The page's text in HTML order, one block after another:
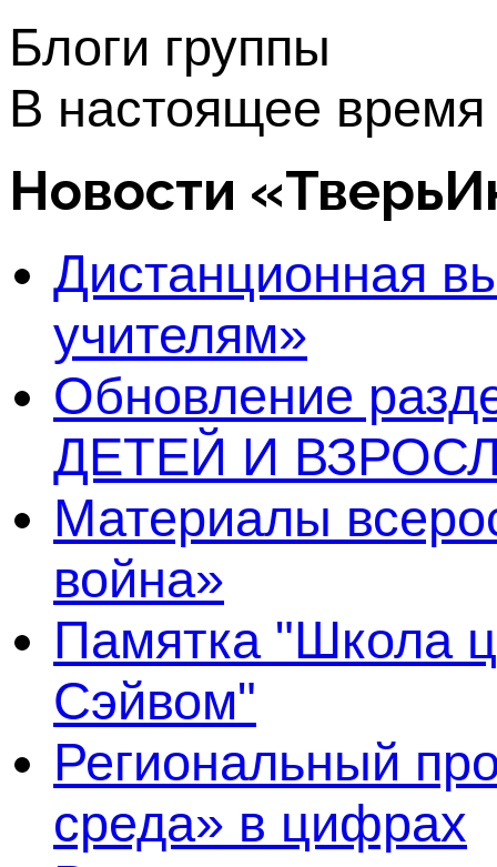
Блоги группы
В настоящее время
Новости
Дистанционная
учителям»
Обновление
ДЕТЕЙ И
Материалы
война»
Памятка "Школа
Сэйвом"
Региональный
среда» в цифрах